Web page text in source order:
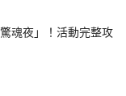
魂夜」！活動完整攻